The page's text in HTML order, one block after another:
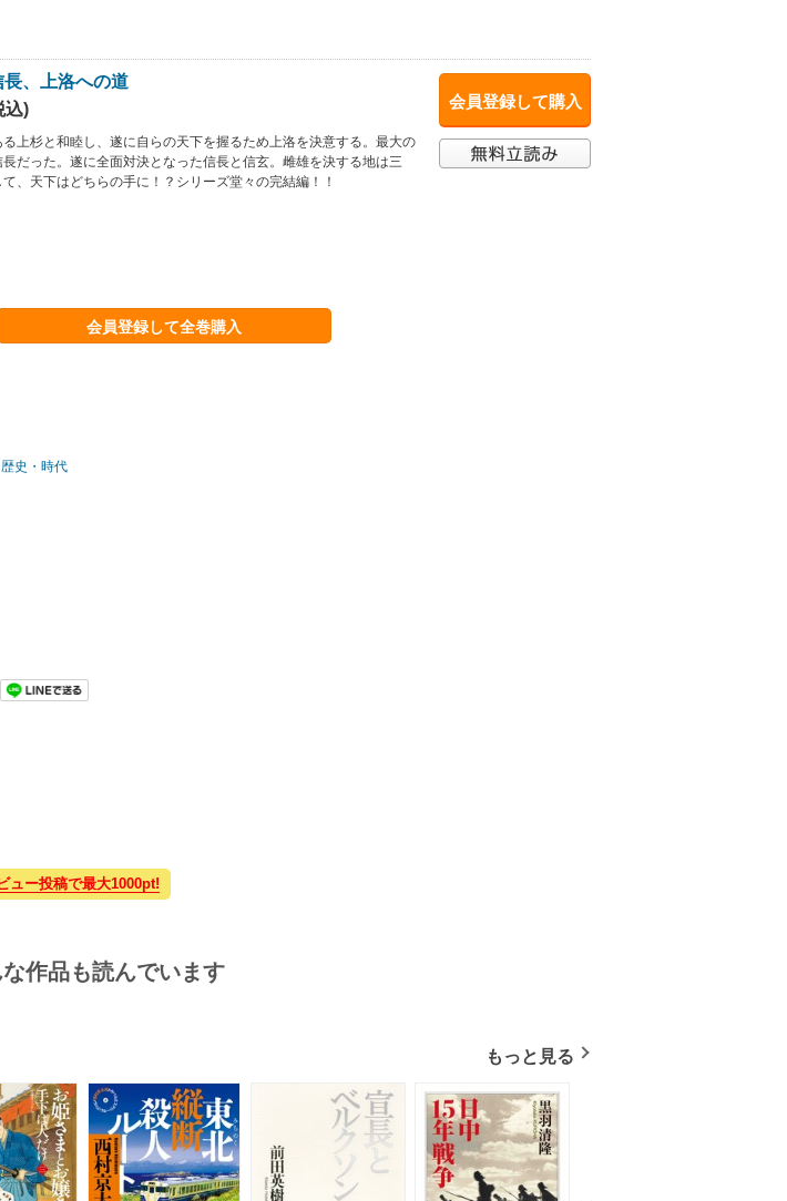
会員登録して購入
、上洛への道
込)
上杉と和睦し、遂に自らの天下を握るため上洛を決意する。最大の
だった。遂に全面対決となった信長と信玄。雌雄を決する地は三
、天下はどちらの手に！？シリーズ堂々の完結編！！
会員登録して全巻購入
歴史・時代
ュー投稿で最大1000pt!
作品も読んでいます
もっと見る